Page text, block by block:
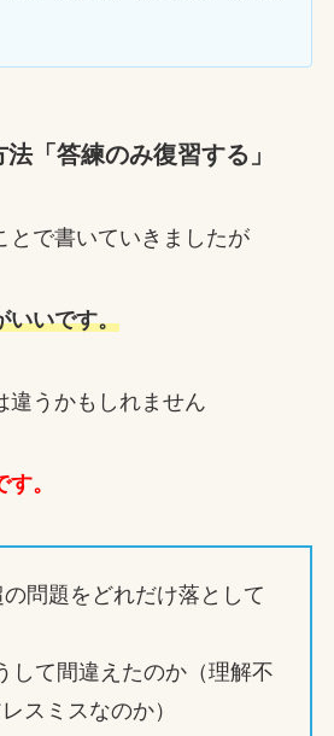
「答練のみ復習する」
とで書いていきましたが
いいです。
違うかもしれません
。
の問題をどれだけ落として
して間違えたのか（理解不
スミスなのか）